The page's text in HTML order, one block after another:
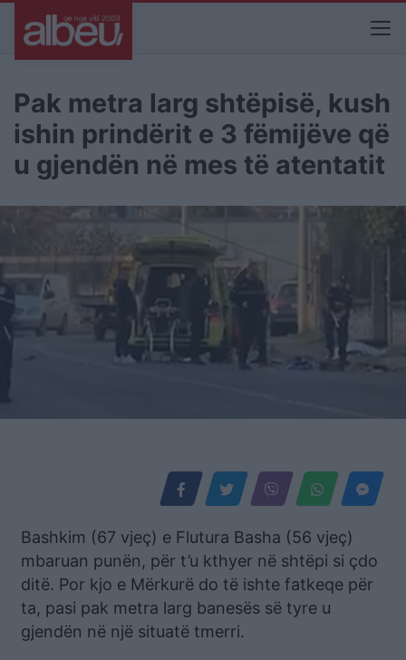
Pak metra larg shtëpisë, kush
ishin prindërit e 3 fëmijëve që
u gjendën në mes të atentatit
Bashkim (67 vjeç) e Flutura Basha (56 vjeç)
mbaruan punën, për t’u kthyer në shtëpi si çdo
ditë. Por kjo e Mërkurë do të ishte fatkeqe për
ta, pasi pak metra larg banesës së tyre u
gjendën në një situatë tmerri.